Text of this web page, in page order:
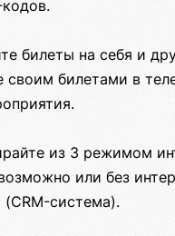
билеты на себя и
своим билетами в
из 3 режимом
или без
система).